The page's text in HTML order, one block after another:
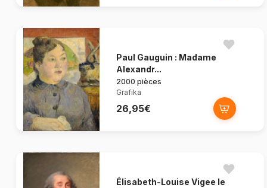
Paul Gauguin : Madame
Alexandr...
2000 pièces
Grafika
26,95€
Élisabeth-Louise Vigee le